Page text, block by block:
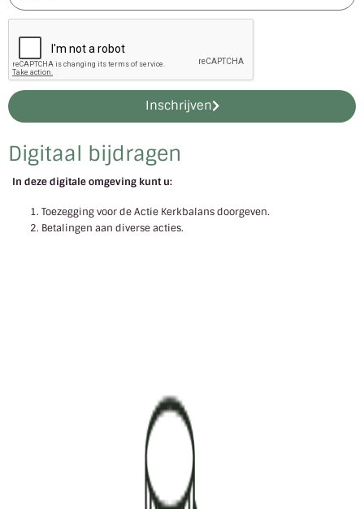
Digitaal bijdragen
In deze digitale omgeving kunt u:
Toezegging voor de Actie Kerkbalans doorgeven.
Betalingen aan diverse acties.
Inschrijven